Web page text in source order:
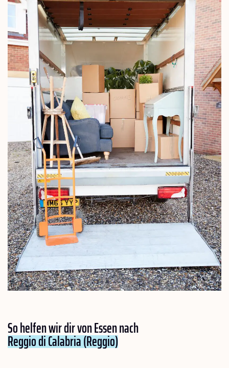
So helfen wir dir von Essen nach
Reggio di Calabria (Reggio)